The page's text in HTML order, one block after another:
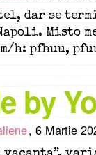
dar se
Misto
h: pfhuu,
by
, 6 Martie